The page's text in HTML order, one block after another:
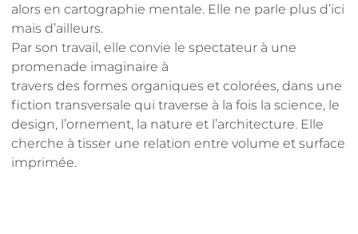
alors en cartographie mentale. Elle ne parle plus d’ici
mais d’ailleurs.
Par son travail, elle convie le spectateur à une
promenade imaginaire à
travers des formes organiques et colorées, dans une
fiction transversale qui traverse à la fois la science, le
design, l’ornement, la nature et l’architecture. Elle
cherche à tisser une relation entre volume et surface
imprimée.